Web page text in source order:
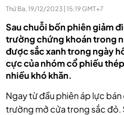
Thứ Ba, 19/12/2023 | 15:19 GMT+7
Sau chuỗi bốn phiên giảm
trường chứng khoán trong
được sắc xanh trong ngày
cực của nhóm cổ phiếu
nhiều khó khăn.
Ngay từ đầu phiên áp lực bán
trường mở cửa trong sắc đỏ.